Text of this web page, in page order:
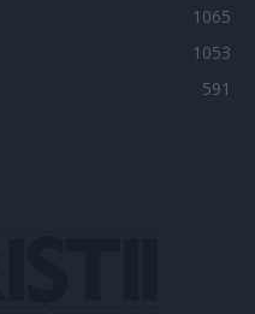
1065
1053
591